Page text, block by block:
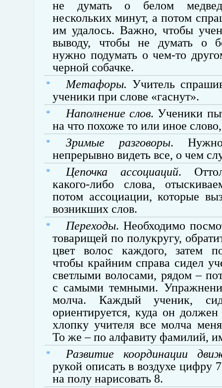
не думать о белом
нескольких минут, а потом
им удалось. Важно, чтобы
выводу, чтобы не думать о
нужно подумать о чем-то
черной собачке.
Метафоры. Учитель
ученики при слове «гаснут».
Наполнение слов. Ученики
на что похоже то или иное
Зримые разговоры. Нужно
непрерывно видеть все, о чем
Цепочка ассоциаций.
какого-либо слова,
потом ассоциации, которые
возникших слов.
Переходы. Необходимо
товарищей по полукругу,
цвет волос каждого, затем
чтобы крайним справа сидел
светлыми волосами, рядом –
с самыми темными.
молча. Каждый ученик,
ориентируется, куда он
хлопку учителя все молча
То же – по алфавиту фамилий,
Развитие координации
рукой описать в воздухе цифру
на полу нарисовать 8.